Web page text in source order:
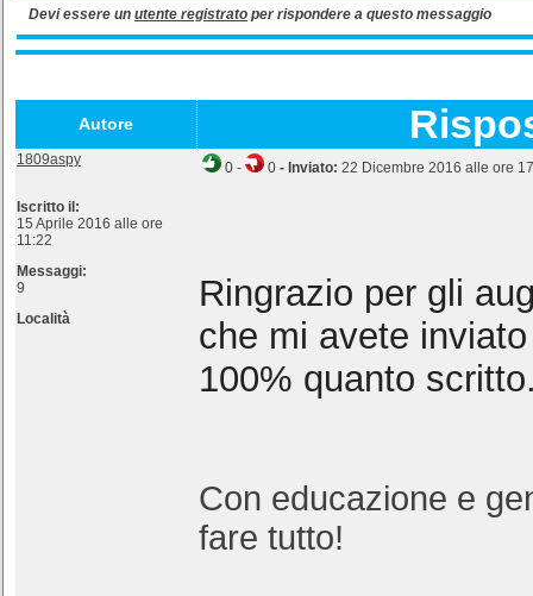
Devi essere un utente registrato per rispondere a questo messaggio
Autore
1809aspy
Iscritto il:
15 Aprile 2016 alle ore
11:22
Messaggi:
9
Località
0 - 0 - Inviato: 22 Dicembre 2016 alle ore
Ringrazio per gli
che mi avete
100% quanto
Con educazione e
fare tutto!